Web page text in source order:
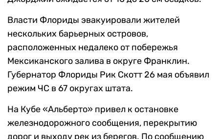
Власти Флориды эвакуировали жителей
нескольких барьерных островов,
расположенных недалеко от побережья
Мексиканского залива в округе Франклин.
Губернатор Флориды Рик Скотт 26 мая объявил
режим ЧС в 67 округах штата.
На Кубе «Альберто» привел к остановке
железнодорожного сообщения, перекрытию
дорог и выходу рек из берегов. По сообщению